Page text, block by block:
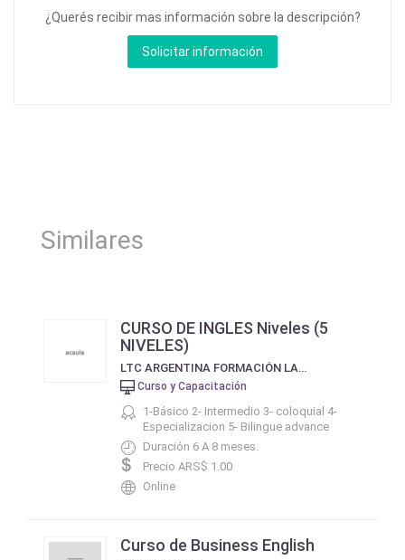
¿Querés recibir mas información sobre la descripción?
Similares
CURSO DE INGLES Niveles (5
NIVELES)
LTC ARGENTINA FORMACIÓN LABORAL Y EMPRESARIA
Curso y Capacitación
1-Básico 2- Intermedio 3- coloquial 4-
Especializacion 5- Bilingue advance
Duración 6 A 8 meses.
Precio ARS$ 1.00
Online
Curso de Business English